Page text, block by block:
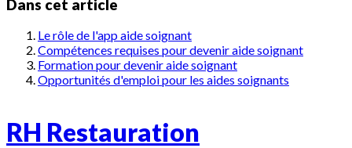
Dans cet article
Le rôle de l'app aide soignant
Compétences requises pour devenir aide soignant
Formation pour devenir aide soignant
Opportunités d'emploi pour les aides soignants
RH Restauration